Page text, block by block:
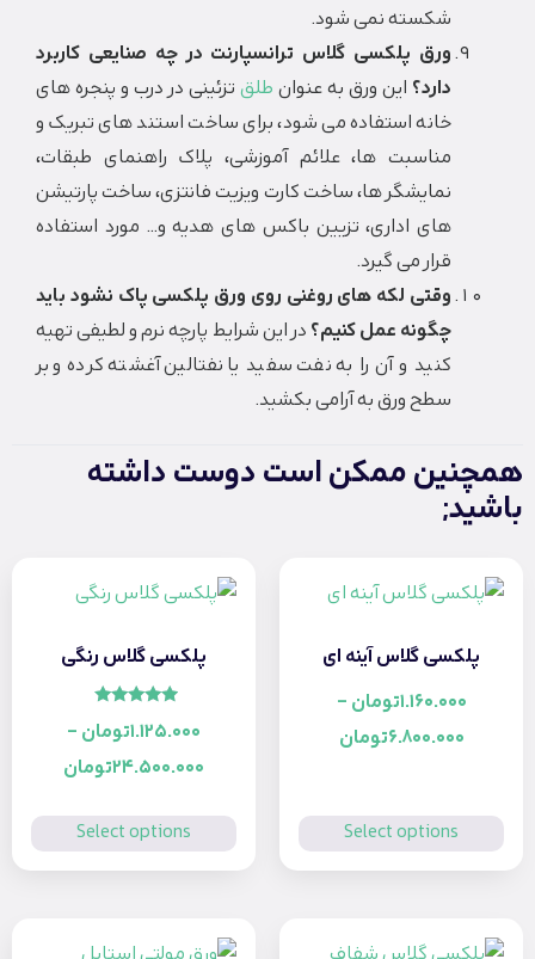
شکسته نمی شود.
ورق پلکسی گلاس ترانسپارنت در چه صنایعی کاربرد
این ورق به عنوان طلقتزئینی در درب و پنجره های
خانه استفاده می شود، برای ساخت استند های تبریک و
مناسبت ها، علائم آموزشی، پلاک راهنمای طبقات،
نمایشگر ها، ساخت کارت ویزیت فانتزی، ساخت پارتیشن
های اداری، تزیین باکس های هدیه و… مورد استفاده
قرار می گیرد.
وقتی لکه های روغنی روی ورق پلکسی پاک نشود باید
چگونه عمل کنیم؟در این شرایط پارچه نرم و لطیفی تهیه
کنید و آن را به نفت سفید یا نفتالین آغشته کرده و بر
سطح ورق به آرامی بکشید.
ممکن است دوست داشته
گلاس آینه ای
تومان–
6.800.000تومان
Select options
پلکسی گلاس رنگی
تومان–
24.500.000تومان
Select options